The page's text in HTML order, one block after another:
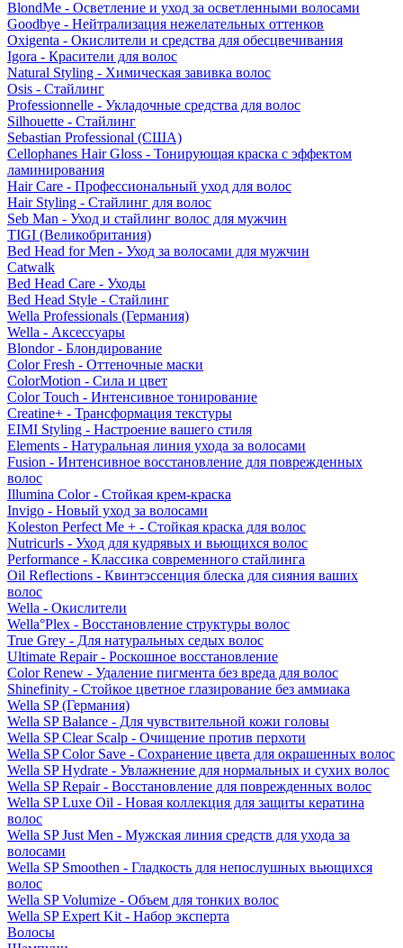
BlondMe - Осветление и уход за осветленными волосами
Goodbye - Нейтрализация нежелательных оттенков
Oxigenta - Окислители и средства для обесцвечивания
Igora - Красители для волос
Natural Styling - Химическая завивка волос
Osis - Стайлинг
Professionnelle - Укладочные средства для волос
Silhouette - Стайлинг
Sebastian Professional (США)
Cellophanes Hair Gloss - Тонирующая краска с эффектом
ламинирования
Hair Care - Профессиональный уход для волос
Hair Styling - Стайлинг для волос
Seb Man - Уход и стайлинг волос для мужчин
TIGI (Великобритания)
Bed Head for Men - Уход за волосами для мужчин
Catwalk
Bed Head Care - Уходы
Bed Head Style - Стайлинг
Wella Professionals (Германия)
Wella - Аксессуары
Blondor - Блондирование
Color Fresh - Оттеночные маски
ColorMotion - Сила и цвет
Color Touch - Интенсивное тонирование
Creatine+ - Трансформация текстуры
EIMI Styling - Настроение вашего стиля
Elements - Натуральная линия ухода за волосами
Fusion - Интенсивное восстановление для поврежденных
волос
Illumina Color - Стойкая крем-краска
Invigo - Новый уход за волосами
Koleston Perfect Me + - Стойкая краска для волос
Nutricurls - Уход для кудрявых и вьющихся волос
Performance - Классика современного стайлинга
Oil Reflections - Квинтэссенция блеска для сияния ваших
волос
Wella - Окислители
Wella°Plex - Восстановление структуры волос
True Grey - Для натуральных седых волос
Ultimate Repair - Роскошное восстановление
Color Renew - Удаление пигмента без вреда для волос
Shinefinity - Стойкое цветное глазирование без аммиака
Wella SP (Германия)
Wella SP Balance - Для чувствительной кожи головы
Wella SP Clear Scalp - Очищение против перхоти
Wella SP Color Save - Сохранение цвета для окрашенных волос
Wella SP Hydrate - Увлажнение для нормальных и сухих волос
Wella SP Repair - Восстановление для поврежденных волос
Wella SP Luxe Oil - Новая коллекция для защиты кератина
волос
Wella SP Just Men - Мужская линия средств для ухода за
волосами
Wella SP Smoothen - Гладкость для непослушных вьющихся
волос
Wella SP Volumize - Объем для тонких волос
Wella SP Expert Kit - Набор эксперта
Волосы